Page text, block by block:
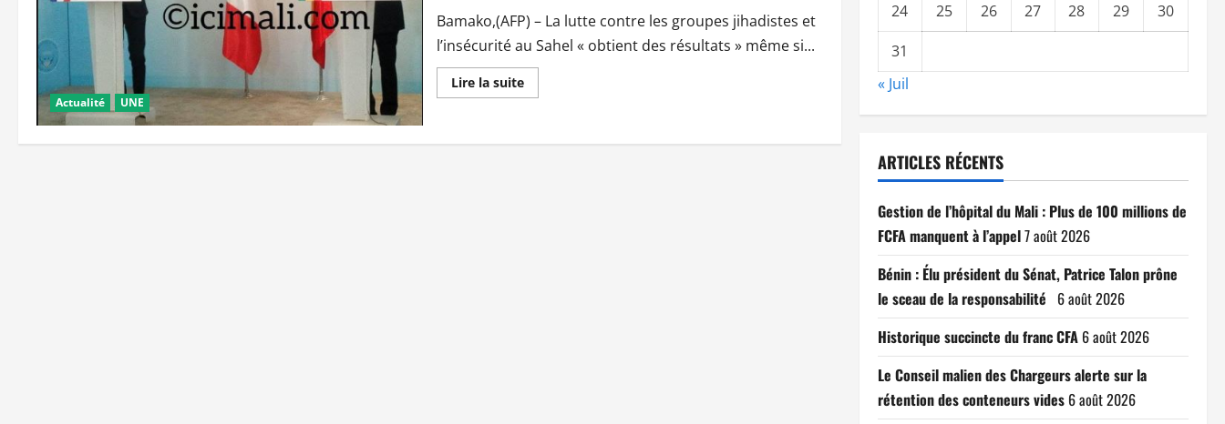
Actualité UNE
Bamako,(AFP) – La lutte contre les groupes jihadistes et
l’insécurité au Sahel « obtient des résultats » même si...
Lire la suiteEn
savoir
lutte
24
25 26 27 28 29
30
31
« Juil
ARTICLES RÉCENTS
Gestion de l’hôpital du Mali : Plus de 100 millions de
FCFA manquent à l’appel7 août 2026
Bénin : Élu président du Sénat, Patrice Talon prône
le sceau de la responsabilité 6 août 2026
Historique succincte du franc CFA 6 août 2026
Le Conseil malien des Chargeurs alerte sur la
rétention des conteneurs vides 6 août 2026